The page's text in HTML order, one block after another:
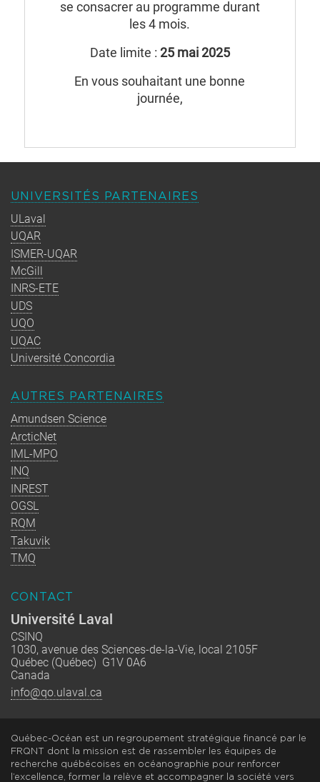
se consacrer au programme durant
les 4 mois.
Date limite : 25 mai 2025
En vous souhaitant une bonne
journée,
UNIVERSITÉS PARTENAIRES
ULaval
UQAR
ISMER-UQAR
McGill
INRS-ETE
UDS
UQO
UQAC
Université Concordia
AUTRES PARTENAIRES
Amundsen Science
ArcticNet
IML-MPO
INQ
INREST
OGSL
RQM
Takuvik
TMQ
CONTACT
Université Laval
CSINQ
1030, avenue des Sciences-de-la-Vie, local 2105F
Québec (Québec) G1V 0A6
Canada
info@qo.ulaval.ca
Québec-Océan est un regroupement stratégique financé par le
FRQNT dont la mission est de rassembler les équipes de
recherche québécoises en océanographie pour renforcer
l’excellence, former la relève et accompagner la société vers